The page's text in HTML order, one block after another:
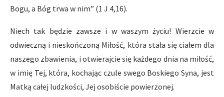
Bogu, a Bóg trwa w nim” (1 J 4,16).
Niech tak będzie zawsze i w waszym życiu! Wierzcie w
odwieczną i nieskończoną Miłość, która stała się ciałem dla
naszego zbawienia, i otwierajcie się każdego dnia na miłość,
w imię Tej, która, kochając czule swego Boskiego Syna, jest
Matką całej ludzkości, Jej osobiście powierzonej.